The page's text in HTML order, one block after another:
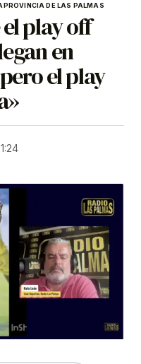
PROVINCIA DE LAS PALMAS
play off
en
el play